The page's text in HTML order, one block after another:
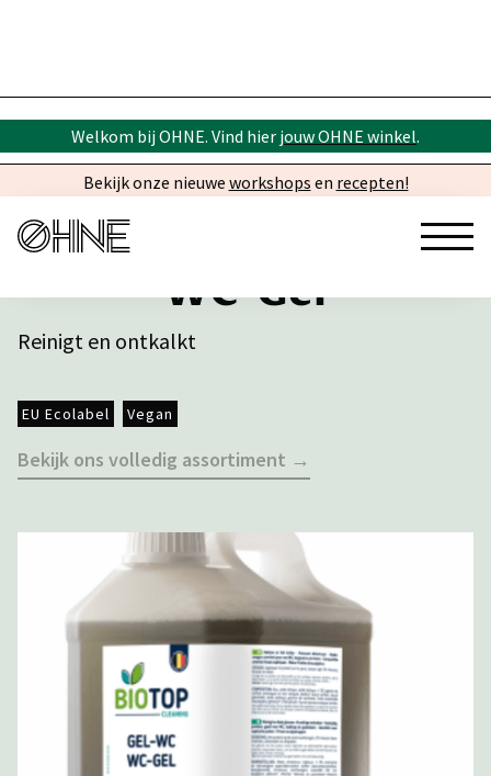
Welkom bij OHNE. Vind hier jouw OHNE winkel.
Bekijk onze nieuwe workshops en recepten!
WC-Gel
Reinigt en ontkalkt
EU Ecolabel Vegan
Bekijk ons volledig assortiment →